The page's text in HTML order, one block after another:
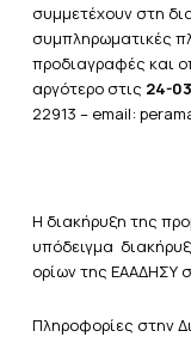
συμμετέχουν στη
συμπληρωματικές
προδιαγραφές και
αργότερο στις 24-
22913 – email:
Η διακήρυξη της
υπόδειγμα
ορίων της ΕΑΑΔΗΣΥ
Πληροφορίες στην